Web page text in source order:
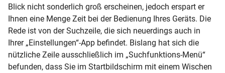
Blick nicht sonderlich groß erscheinen, jedoch erspart er
Ihnen eine Menge Zeit bei der Bedienung Ihres Geräts. Die
Rede ist von der Suchzeile, die sich neuerdings auch in
Ihrer „Einstellungen“-App befindet. Bislang hat sich die
nützliche Zeile ausschließlich im „Suchfunktions-Menü“
befunden, dass Sie im Startbildschirm mit einem Wischen